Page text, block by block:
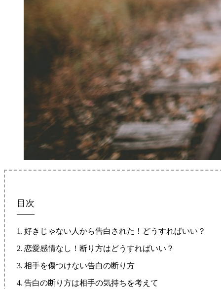
目次
好きじゃない人から告白された！どうすればいい？
恋愛感情なし！断り方はどうすればいい？
相手を傷つけない告白の断り方
告白の断り方は相手の気持ちを考えて